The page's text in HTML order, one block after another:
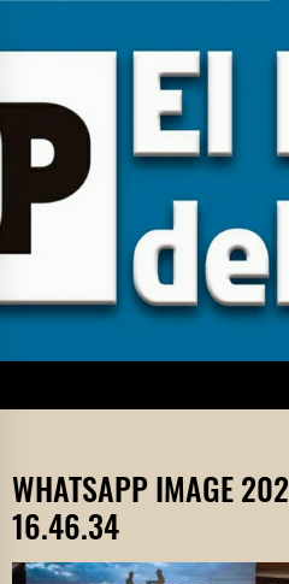
content
EL DIARIO
PUEBLO
WHATSAPP IMAGE
16.46.34